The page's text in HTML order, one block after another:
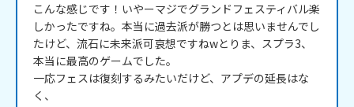
こんな感じです！いやーマジでグランドフェスティバル楽
しかったですね。本当に過去派が勝つとは思いませんでし
たけど、流石に未来派可哀想ですねwとりま、スプラ3、
本当に最高のゲームでした。
一応フェスは復刻するみたいだけど、アプデの延長はな
く、